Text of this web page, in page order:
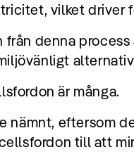
vilket driver
denna
är många.
nämnt, eftersom
till att